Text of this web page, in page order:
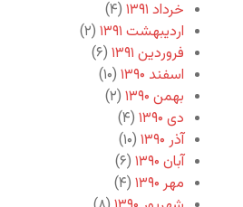
خرداد ۱۳۹۱
(۴)
اردیبهشت ۱۳۹۱
(۲)
فروردین ۱۳۹۱
(۶)
اسفند ۱۳۹۰
(۱۰)
بهمن ۱۳۹۰
(۲)
دی ۱۳۹۰
(۴)
آذر ۱۳۹۰
(۱۰)
آبان ۱۳۹۰
(۶)
مهر ۱۳۹۰
(۴)